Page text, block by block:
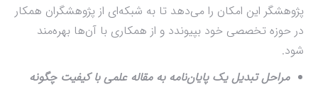
پژوهشگر این امکان را می‌دهد تا به شبکه‌ای از پژوهشگران همکار
در حوزه تخصصی خود بپیوندد و از همکاری با آن‌ها بهره‌مند
شود.
مراحل تبدیل یک پایان‌نامه به مقاله علمی با کیفیت چگونه